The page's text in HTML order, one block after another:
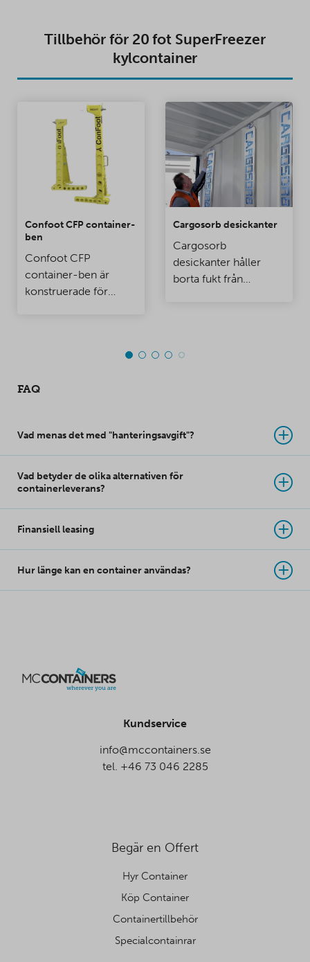
Tillbehör för 20 fot SuperFreezer
kylcontainer
Confoot CFP container-
ben
Confoot CFP
container-ben är
konstruerade för
containern är fäst vid
dörrarna kan öppnas
Cargosorb desickanter
Cargosorb
desickanter håller
borta fukt från
FAQ
Vad menas det med "hanteringsavgift"?
Vad betyder de olika alternativen för
containerleverans?
Finansiell leasing
Hur länge kan en container användas?
Kundservice
info@mccontainers.se
tel. +46 73 046 2285
Begär en Offert
Hyr Container
Köp Container
Containertillbehör
Specialcontainrar